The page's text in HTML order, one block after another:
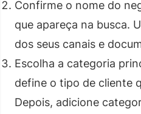
Confirme o nome do
que apareça na busca.
dos seus canais e
Escolha a categoria
define o tipo de cliente
Depois, adicione